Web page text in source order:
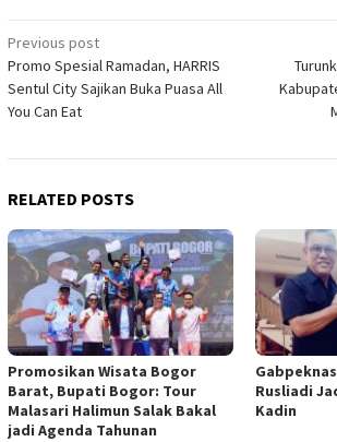
Post
navigation
Previous post
Promo Spesial Ramadan, HARRIS
Sentul City Sajikan Buka Puasa All
You Can Eat
RELATED POSTS
Promosikan Wisata Bogor
Barat, Bupati Bogor: Tour
Malasari Halimun Salak Bakal
jadi Agenda Tahunan
Rusliadi
Kadin